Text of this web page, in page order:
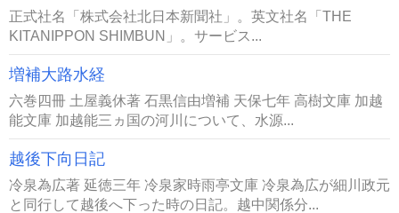
正式社名「株式会社北日本新聞社」。英文社名「THE
KITANIPPON SHIMBUN」。サービス...
増補大路水経
六巻四冊 土屋義休著 石黒信由増補 天保七年 高樹文庫 加越
能文庫 加越能三ヵ国の河川について、水源...
越後下向日記
冷泉為広著 延徳三年 冷泉家時雨亭文庫 冷泉為広が細川政元
と同行して越後へ下った時の日記。越中関係分...